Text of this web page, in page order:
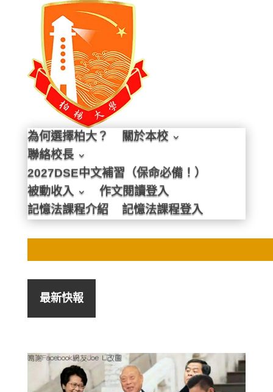
為何選擇柏大？
關於本校
聯絡校長
2027DSE中文補習（保命必備！）
被動收入
作文閱讀登入
記憶法課程介紹
記憶法課程登入
最新快報